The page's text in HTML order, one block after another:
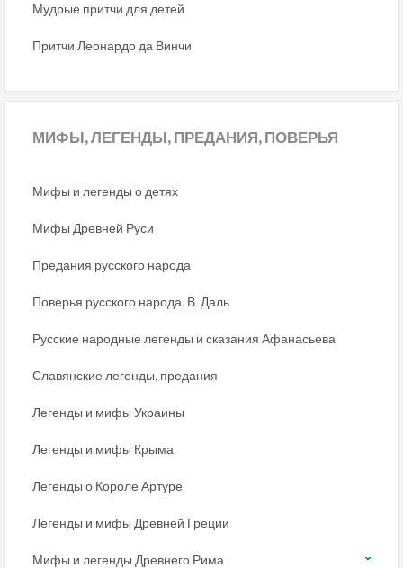
Мудрые притчи для детей
Притчи Леонардо да Винчи
МИФЫ,ЛЕГЕНДЫ, ПРЕДАНИЯ, ПОВЕРЬЯ
Мифы и легенды о детях
Мифы Древней Руси
Предания русского народа
Поверья русского народа. В. Даль
Русские народные легенды и сказания Афанасьева
Славянские легенды, предания
Легенды и мифы Украины
Легенды и мифы Крыма
Легенды о Короле Артуре
Легенды и мифы Древней Греции
Мифы и легенды Древнего Рима